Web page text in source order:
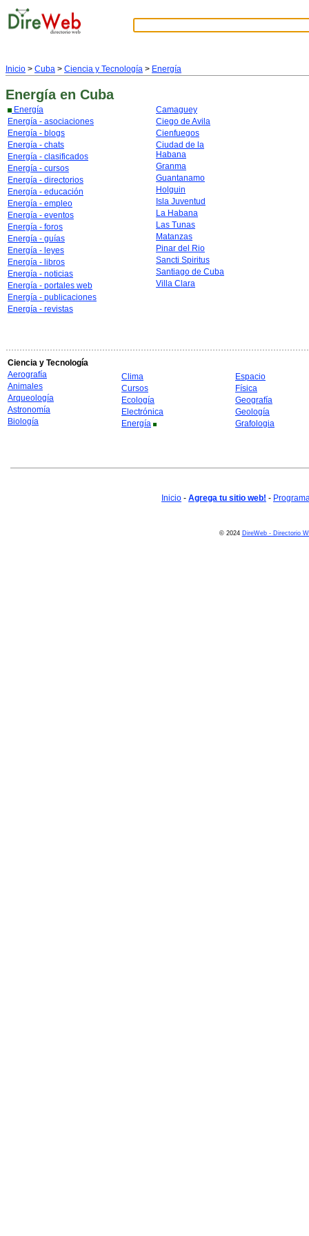
Inicio > Cuba > Ciencia y Tecnología > Energía
Energía en Cuba
Energía
Energía - asociaciones
Energía - blogs
Energía - chats
Energía - clasificados
Energía - cursos
Energía - directorios
Energía - educación
Energía - empleo
Energía - eventos
Energía - foros
Energía - guías
Energía - leyes
Energía - libros
Energía - noticias
Energía - portales web
Energía - publicaciones
Energía - revistas
Camaguey
Ciego de Avila
Cienfuegos
Ciudad de la
Habana
Granma
Guantanamo
Holguin
Isla Juventud
La Habana
Las Tunas
Matanzas
Pinar del Rio
Sancti Spiritus
Santiago de Cuba
Villa Clara
Ciencia y Tecnología
Aerografía
Animales
Arqueología
Astronomía
Biología
Clima
Cursos
Ecología
Electrónica
Energía
Espacio
Física
Geografía
Geología
Grafologia
Inicio - Agrega tu sitio web! -
© 2024 DireWeb - Directorio